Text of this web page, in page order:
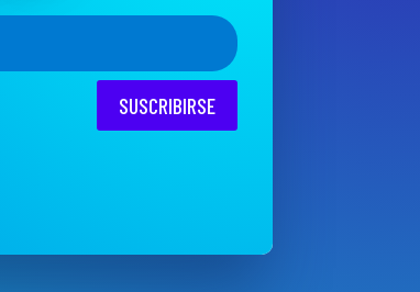
SUSCRIBIRSE